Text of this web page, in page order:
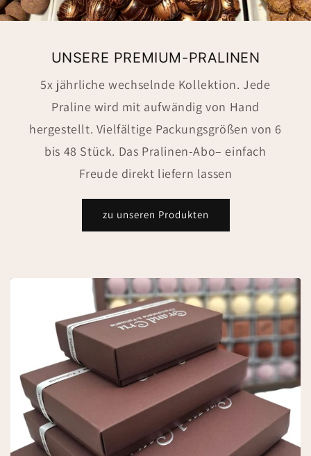
UNSERE PREMIUM-PRALINEN
5x jährliche wechselnde Kollektion. Jede
Praline wird mit aufwändig von Hand
hergestellt. Vielfältige Packungsgrößen von 6
bis 48 Stück. Das Pralinen-Abo– einfach
Freude direkt liefern lassen
zu unseren Produkten